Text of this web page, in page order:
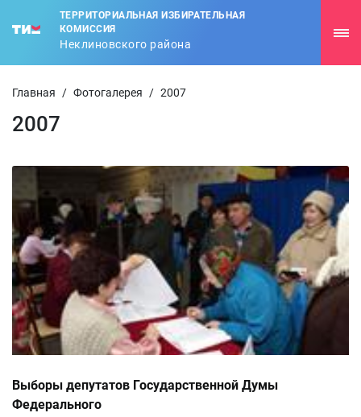
ТЕРРИТОРИАЛЬНАЯ ИЗБИРАТЕЛЬНАЯ
КОМИССИЯ
Неклиновского района
Главная / Фотогалерея / 2007
2007
Выборы депутатов Государственной Думы
Федерального